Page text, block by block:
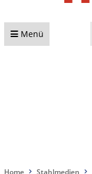
Menü
Home Stahlmedien